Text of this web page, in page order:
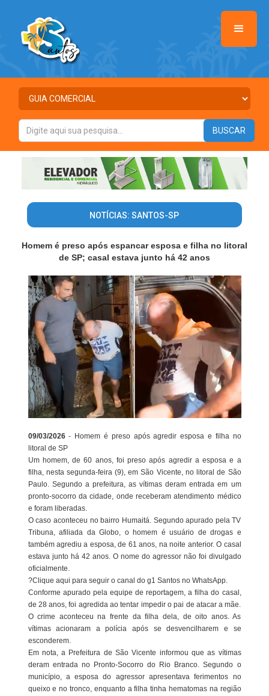
NOTÍCIAS: SANTOS-SP
Homem é preso após espancar esposa e filha no litoral
de SP; casal estava junto há 42 anos
09/03/2026- Homem é preso após agredir esposa e filha no
litoral de SP
Um homem, de 60 anos, foi preso após agredir a esposa e a
filha, nesta segunda-feira (9), em São Vicente, no litoral de São
Paulo. Segundo a prefeitura, as vítimas deram entrada em um
pronto-socorro da cidade, onde receberam atendimento médico
e foram liberadas.
O caso aconteceu no bairro Humaitá. Segundo apurado pela TV
Tribuna, afiliada da Globo, o homem é usuário de drogas e
também agrediu a esposa, de 61 anos, na noite anterior. O casal
estava junto há 42 anos. O nome do agressor não foi divulgado
oficialmente.
?Clique aqui para seguir o canal do g1 Santos no WhatsApp.
Conforme apurado pela equipe de reportagem, a filha do casal,
de 28 anos, foi agredida ao tentar impedir o pai de atacar a mãe.
O crime aconteceu na frente da filha dela, de oito anos. As
vítimas acionaram a polícia após se desvencilharem e se
esconderem.
Em nota, a Prefeitura de São Vicente informou que as vítimas
deram entrada no Pronto-Socorro do Rio Branco. Segundo o
município, a esposa do agressor apresentava ferimentos no
queixo e no tronco, enquanto a filha tinha hematomas na região